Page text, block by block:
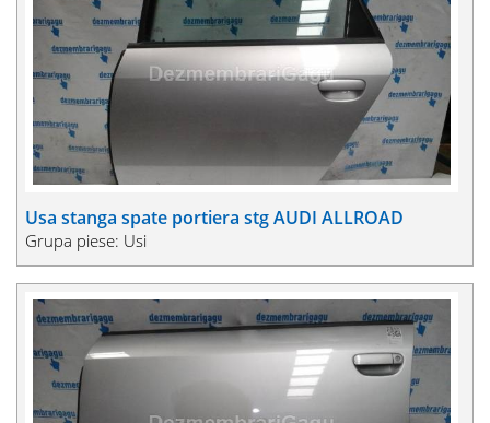
Usa stanga spate portiera stg AUDI ALLROAD
Grupa piese: Usi